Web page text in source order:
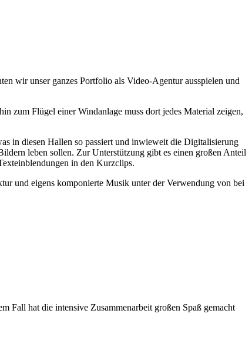
wir unser ganzes Portfolio als Video-Agentur ausspielen und
zum Flügel einer Windanlage muss dort jedes Material zeigen,
in diesen Hallen so passiert und inwieweit die Digitalisierung
leben sollen. Zur Unterstützung gibt es einen großen Anteil
in den Kurzclips.
und eigens komponierte Musik unter der Verwendung von bei
Fall hat die intensive Zusammenarbeit großen Spaß gemacht